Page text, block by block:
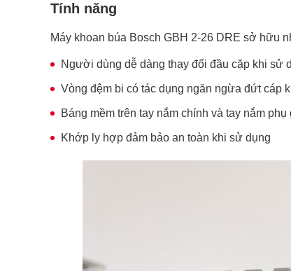
Tính năng
Máy khoan búa Bosch GBH 2-26 DRE sở hữu
Người dùng dễ dàng thay đổi đầu cặp khi sử
Vòng đệm bi có tác dụng ngăn ngừa đứt cáp
Báng mềm trên tay nắm chính và tay nắm
Khớp ly hợp đảm bảo an toàn khi sử dụng